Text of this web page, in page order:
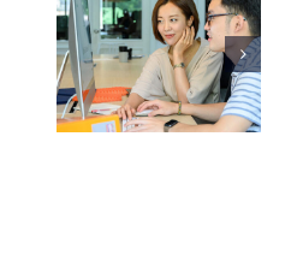
Project
#4